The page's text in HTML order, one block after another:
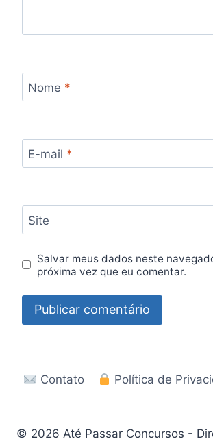
Nome *
E-mail *
Site
Salvar meus dados neste
próxima vez que eu comentar.
Contato Política de
© 2026 Até Passar Concursos -